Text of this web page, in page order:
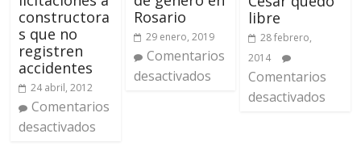
constructora
s que no
registren
accidentes
24 abril, 2012
Comentarios
desactivados
Rosario
29 enero, 2019
Comentarios
desactivados
libre
28 febrero,
2014
Comentarios
desactivados